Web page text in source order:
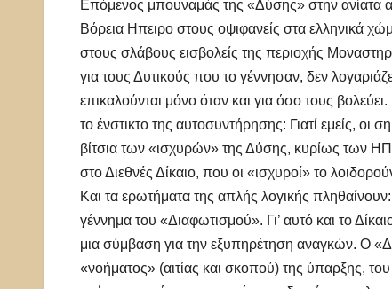
Επόμενος μπουναμάς της «Δύσης» στην ανίατα
Βόρεια Ηπειρο στους οψιφανείς στα ελληνικά
στους σλάβους εισβολείς της περιοχής
για τους Δυτικούς που το γέννησαν, δεν
επικαλούνται μόνο όταν και για όσο τους
το ένστικτο της αυτοσυντήρησης: Γιατί εμείς,
βίτσια των «ισχυρών» της Δύσης, κυρίως των
στο Διεθνές Δίκαιο, που οι «ισχυροί» το
Και τα ερωτήματα της απλής λογικής
γέννημα του «Διαφωτισμού». Γι’ αυτό και το
μια σύμβαση για την εξυπηρέτηση αναγκών. Ο
«νοήματος» (αιτίας και σκοπού) της ύπαρξης,